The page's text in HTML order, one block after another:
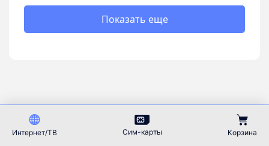
Показать еще
81260 +
Интернет/ТВ Сим-карты Корзина